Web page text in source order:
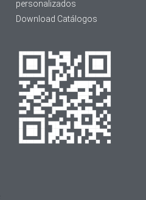
personalizados
Download Catálogos